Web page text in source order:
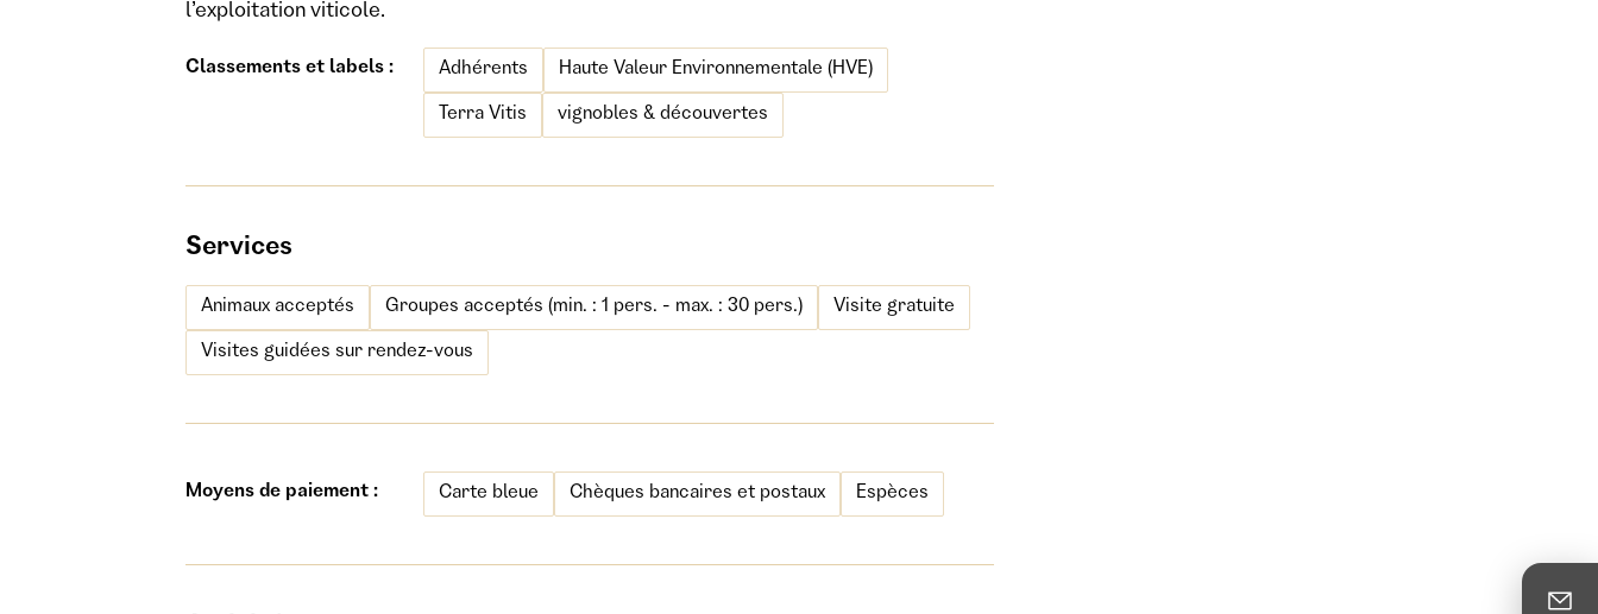
l’exploitation viticole.
Classements et labels : Adhérents Haute Valeur Environnementale (HVE)
Terra Vitis vignobles & découvertes
Services
Animaux acceptés Groupes acceptés (min. : 1 pers. - max. : 30 pers.) Visite gratuite
Visites guidées sur rendez-vous
Moyens de paiement : Carte bleue Chèques bancaires et postaux Espèces